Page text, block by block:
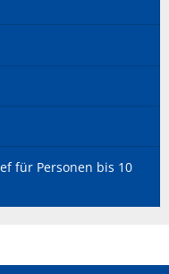
für Personen bis 10